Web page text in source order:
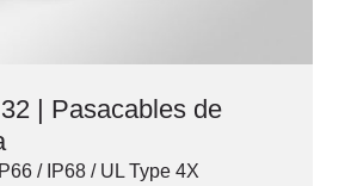
| Pasacables de
IP66 / IP68 / UL Type 4X